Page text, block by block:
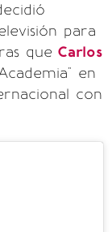
para
que Carlos
en
con